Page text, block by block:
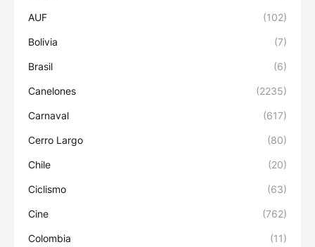
AUF (102)
Bolivia (7)
Brasil (6)
Canelones (2235)
Carnaval (617)
Cerro Largo (80)
Chile (20)
Ciclismo (63)
Cine (762)
Colombia (11)